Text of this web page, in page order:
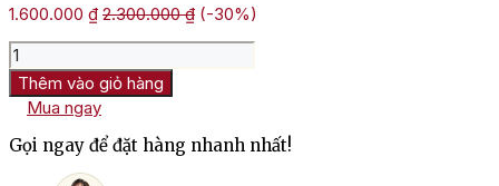
1.600.000 ₫ 2.300.000₫ (-30%)
Rượu
Champagne
Nicolas
Feuillatte
Brut
Réserve
Thêm vào giỏ hàng
Mua ngay
Gọi ngay để đặt hàng nhanh nhất!